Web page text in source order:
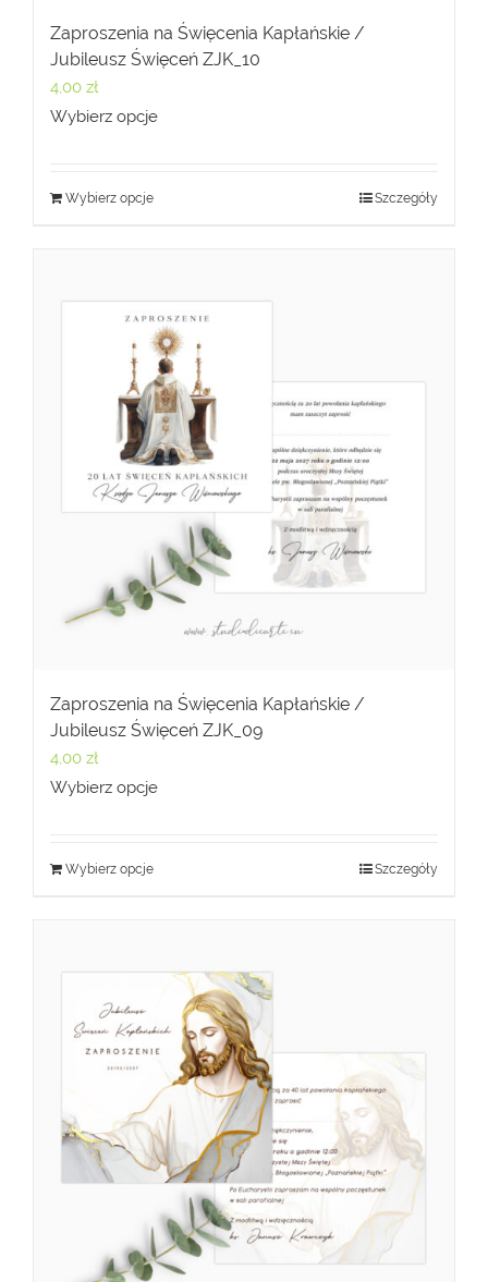
Zaproszenia na Święcenia Kapłańskie /
Jubileusz Święceń ZJK_10
4,00 zł
Wybierz opcje
Wybierz opcje Szczegóły
Zaproszenia na Święcenia Kapłańskie /
Jubileusz Święceń ZJK_09
4,00 zł
Wybierz opcje
Wybierz opcje Szczegóły